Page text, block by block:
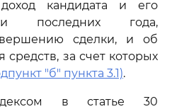
кандидата и его
последних года,
сделки, и об
средств, за счет которых
"б" пункта 3.1).
в статье 30